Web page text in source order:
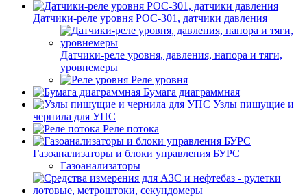
Датчики-реле уровня РОС-301, датчики давления
Датчики-реле уровня, давления, напора и тяги,
уровнемеры
Реле уровня
Бумага диаграммная
Узлы пишущие и
чернила для УПС
Реле потока
Газоанализаторы и блоки управления БУРС
Газоанализаторы